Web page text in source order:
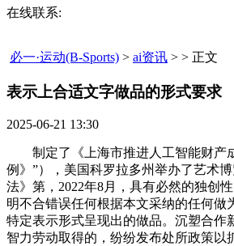
在线联系:
必一·运动(B-Sports) > ai资讯 > > 正文
表示上合适文字做品的形式要求​
2025-06-21 13:30
制定了《上海市推进人工智能财产
例》”），美国科罗拉多州举办了艺术
法》第，2022年8月，具有必然的独创
明不合错误任何根据本文采纳的任何做
特定表示形式呈现出的做品。沉塑合作
智力劳动取得的，纷纷发布处所政策以